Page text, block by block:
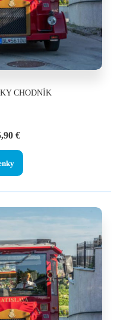
CHODNÍK
€Price
19,90 €
25,90 €